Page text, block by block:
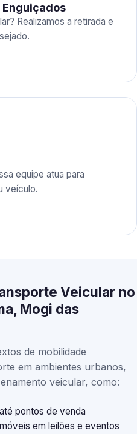
Enguiçados
Realizamos a retirada e
equipe atua para
veículo.
Veicular no
Mogi das
de mobilidade
em ambientes urbanos,
veicular, como:
pontos de venda
em leilões e eventos